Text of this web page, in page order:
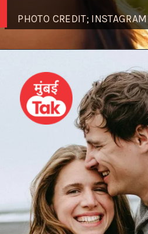
PHOTO CREDIT; INSTAGRAM